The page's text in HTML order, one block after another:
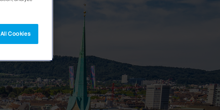
Cookies